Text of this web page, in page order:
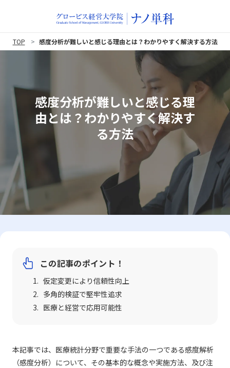
TOP 感度分析が難しいと感じる理由とは？わかりやすく解決する方法
感度分析が難しいと感じる理
由とは？わかりやすく解決す
る方法
この記事のポイント！
仮定変更により信頼性向上
多角的検証で堅牢性追求
医療と経営で応用可能性
本記事では、医療統計分野で重要な手法の一つである感度解析
（感度分析）について、その基本的な概念や実施方法、及び注